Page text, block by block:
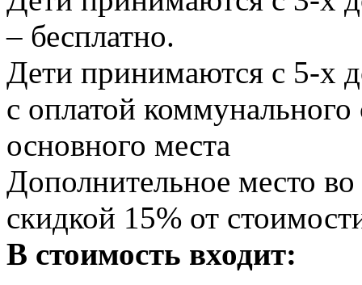
– бесплатно.
Дети принимаются с 5-х
с оплатой
основного места
Дополнительное место во
скидкой 15% от
В стоимость входит: